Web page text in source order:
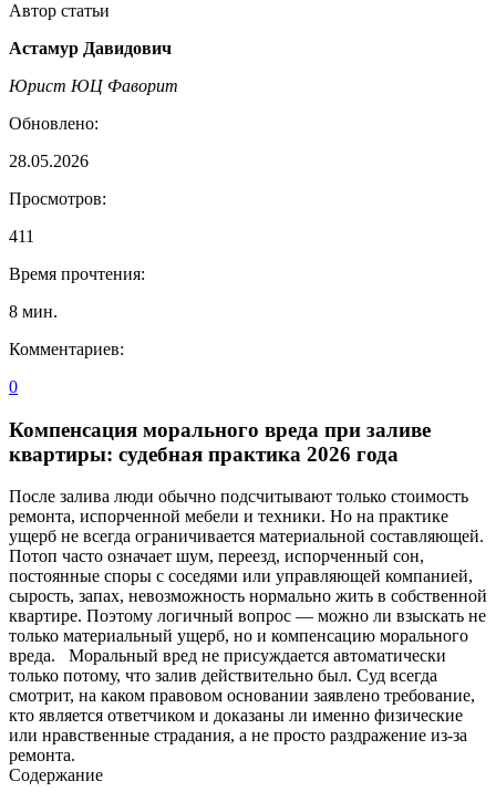
Автор статьи
Астамур Давидович
Юрист ЮЦ Фаворит
Обновлено:
28.05.2026
Просмотров:
411
Время прочтения:
8 мин.
Комментариев:
0
Компенсация морального вреда при заливе
квартиры: судебная практика 2026 года
После залива люди обычно подсчитывают только стоимость
ремонта, испорченной мебели и техники. Но на практике
ущерб не всегда ограничивается материальной составляющей.
Потоп часто означает шум, переезд, испорченный сон,
постоянные споры с соседями или управляющей компанией,
сырость, запах, невозможность нормально жить в собственной
квартире. Поэтому логичный вопрос — можно ли взыскать не
только материальный ущерб, но и компенсацию морального
вреда. Моральный вред не присуждается автоматически
только потому, что залив действительно был. Суд всегда
смотрит, на каком правовом основании заявлено требование,
кто является ответчиком и доказаны ли именно физические
или нравственные страдания, а не просто раздражение из-за
ремонта.
Содержание